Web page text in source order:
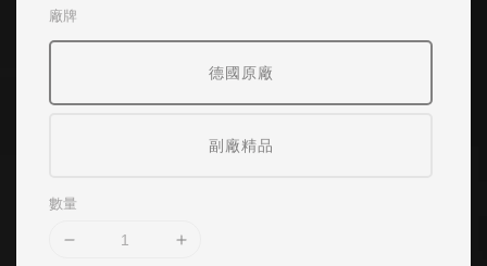
廠牌
德國原廠
副廠精品
數量